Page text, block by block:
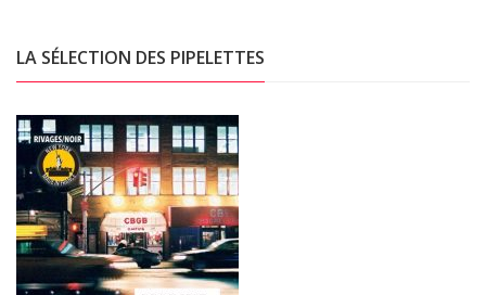
LA SÉLECTION DES PIPELETTES